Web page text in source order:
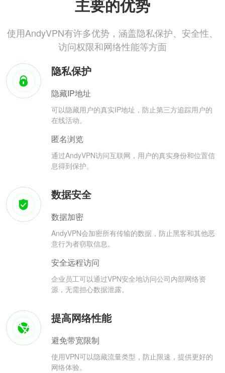
主要的优势
使用AndyVPN有许多优势，涵盖隐私保护、安全性、
访问权限和网络性能等方面
隐私保护
隐藏IP地址
可以隐藏用户的真实IP地址，防止第三方追踪用户的
在线活动。
匿名浏览
通过AndyVPN访问互联网，用户的真实身份和位置信
息得到保护。
数据安全
数据加密
AndyVPN会加密所有传输的数据，防止黑客和其他恶
意行为者窃取信息。
安全远程访问
企业员工可以通过VPN安全地访问公司内部网络资
源，无需担心数据泄露。
提高网络性能
避免带宽限制
使用VPN可以隐藏流量类型，防止限速，提供更好的
网络体验。